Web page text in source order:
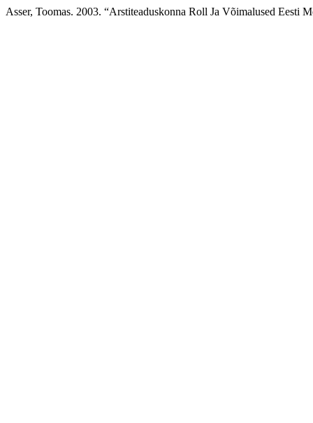
Asser, Toomas. 2003. “Arstiteaduskonna Roll Ja Võimalused Eesti